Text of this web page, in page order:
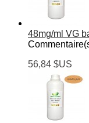
48mg/ml VG
56,84 $US